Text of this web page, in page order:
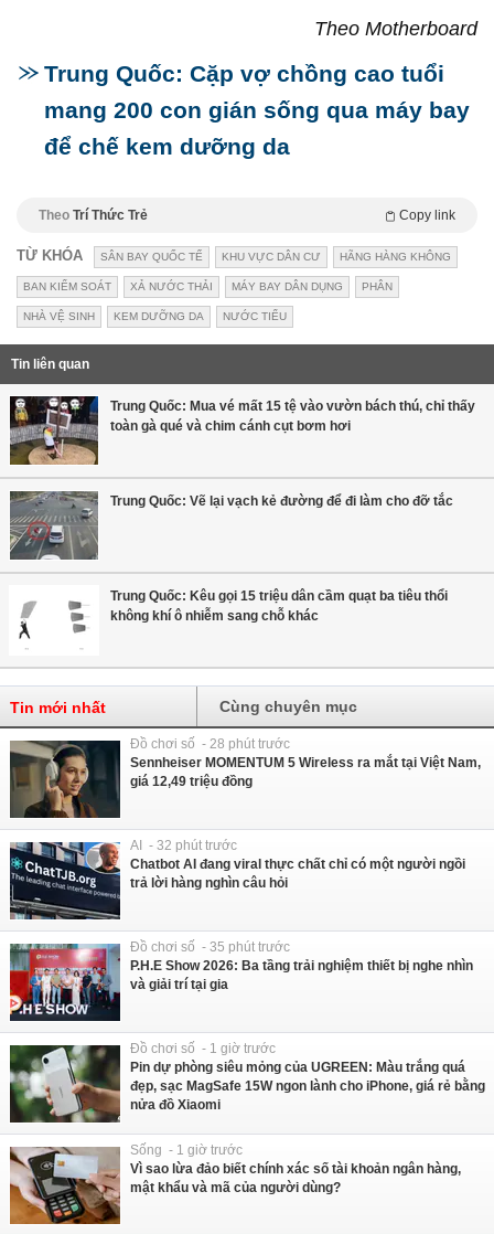
Theo Motherboard
Trung Quốc: Cặp vợ chồng cao tuổi
mang 200 con gián sống qua máy bay
để chế kem dưỡng da
Theo Trí Thức Trẻ Copy link
TỪ KHÓA SÂN BAY QUỐC TẾ KHU VỰC DÂN CƯ HÃNG HÀNG KHÔNG
BAN KIỂM SOÁT XẢ NƯỚC THẢI MÁY BAY DÂN DỤNG PHÂN
NHÀ VỆ SINH KEM DƯỠNG DA NƯỚC TIỂU
Tin liên quan
Trung Quốc: Mua vé mất 15 tệ vào vườn bách thú, chỉ thấy
toàn gà qué và chim cánh cụt bơm hơi
Trung Quốc: Vẽ lại vạch kẻ đường để đi làm cho đỡ tắc
Trung Quốc: Kêu gọi 15 triệu dân cầm quạt ba tiêu thổi
không khí ô nhiễm sang chỗ khác
Tin mới nhất Cùng chuyên mục
Đồ chơi số - 28 phút trước
Sennheiser MOMENTUM 5 Wireless ra mắt tại Việt Nam,
giá 12,49 triệu đồng
AI - 32 phút trước
Chatbot AI đang viral thực chất chỉ có một người ngồi
trả lời hàng nghìn câu hỏi
Đồ chơi số - 35 phút trước
P.H.E Show 2026: Ba tầng trải nghiệm thiết bị nghe nhìn
và giải trí tại gia
Đồ chơi số - 1 giờ trước
Pin dự phòng siêu mỏng của UGREEN: Màu trắng quá
đẹp, sạc MagSafe 15W ngon lành cho iPhone, giá rẻ bằng
nửa đồ Xiaomi
Sống - 1 giờ trước
Vì sao lừa đảo biết chính xác số tài khoản ngân hàng,
mật khẩu và mã của người dùng?